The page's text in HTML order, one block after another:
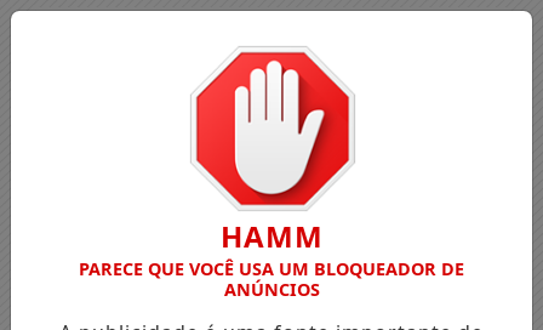
HAMM
PARECE QUE VOCÊ USA UM BLOQUEADOR DE
ANÚNCIOS